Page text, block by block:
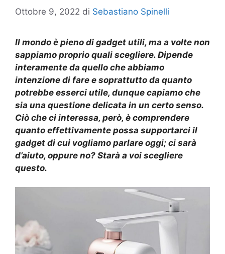
Ottobre 9, 2022 di Sebastiano Spinelli
Il mondo è pieno di gadget utili, ma a volte non
sappiamo proprio quali scegliere. Dipende
interamente da quello che abbiamo
intenzione di fare e soprattutto da quanto
potrebbe esserci utile, dunque capiamo che
sia una questione delicata in un certo senso.
Ciò che ci interessa, però, è comprendere
quanto effettivamente possa supportarci il
gadget di cui vogliamo parlare oggi; ci sarà
d’aiuto, oppure no? Starà a voi scegliere
questo.